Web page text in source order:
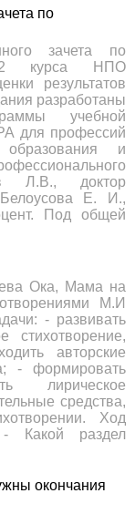
по
зачета по
2 курса НПО
результатов
разработаны
учебной
для профессий
образования и
Л.В., доктор
Белоусова Е. И.,
Под общей
Ока, Мама на
М.И
- развивать
стихотворение,
авторские
- формировать
лирическое
средства,
Ход
Какой раздел
окончания